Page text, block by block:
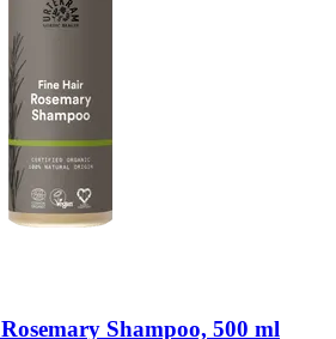
Rosemary Shampoo, 500 ml